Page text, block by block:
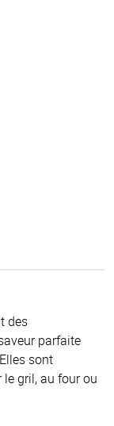
des
parfaite
sont
gril, au four ou